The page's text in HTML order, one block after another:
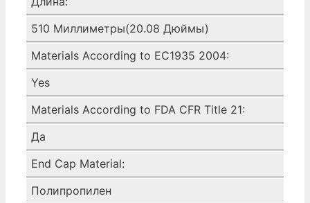
510 Миллиметры(20.08 Дюймы)
Materials According to EC1935 2004:
Yes
Materials According to FDA CFR Title 21:
Да
End Cap Material:
Полипропилен